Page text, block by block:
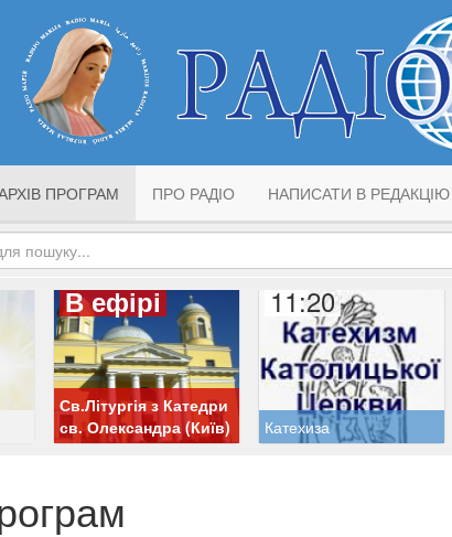
ПРОГРАМ ПРО РАДІО НАПИСАТИ В РЕДАКЦІЮ
В ефірі
Св.Літургія з Катедри
св. Олександра (Київ)
11:20
Катехиза